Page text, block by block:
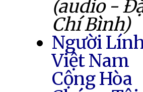
(audio -
Chí Bình)
Người
Việt Nam
Cộng Hòa